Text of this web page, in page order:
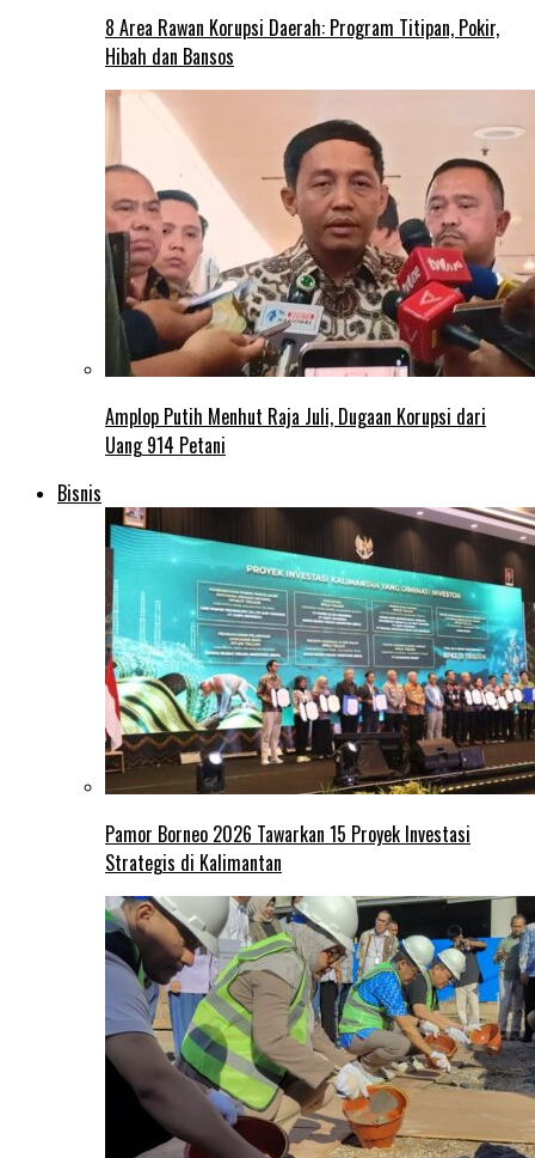
8 Area Rawan Korupsi Daerah: Program Titipan, Pokir,
Hibah dan Bansos
Amplop Putih Menhut Raja Juli, Dugaan Korupsi dari
Uang 914 Petani
Bisnis
Pamor Borneo 2026 Tawarkan 15 Proyek Investasi
Strategis di Kalimantan